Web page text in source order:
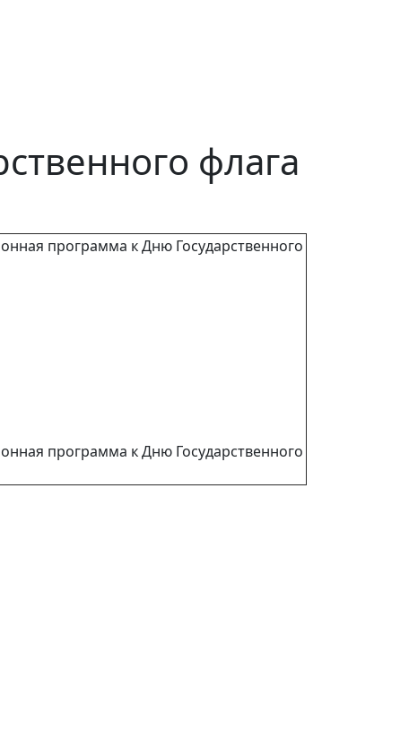
флага
программа к Дню Государственного
программа к Дню Государственного